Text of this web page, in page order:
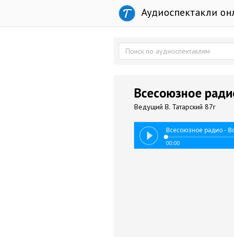
Аудиоспектакли
Всесоюзное
Ведущий В. Татарский 87г
Всесоюзное радио -
00:00